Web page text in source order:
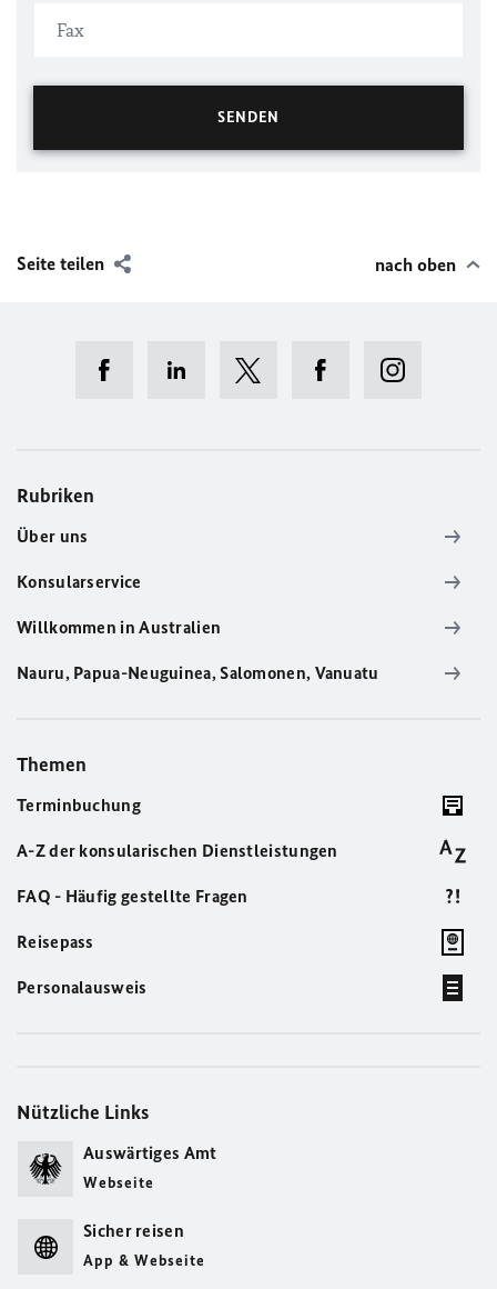
Seite teilen nach oben
Rubriken
Über uns
Konsularservice
Willkommen in Australien
Nauru, Papua-Neuguinea, Salomonen, Vanuatu
Themen
Terminbuchung
A-Z der konsularischen Dienstleistungen
FAQ - Häufig gestellte Fragen
Reisepass
Personalausweis
Nützliche Links
Auswärtiges Amt
Webseite
Sicher reisen
App & Webseite